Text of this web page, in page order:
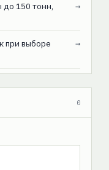
до 150 тонн,
→
при выборе
→
0